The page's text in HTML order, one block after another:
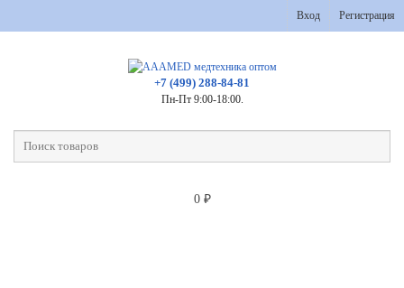
Вход Регистрация
+7 (499) 288-84-81
Пн-Пт 9:00-18:00.
0 ₽